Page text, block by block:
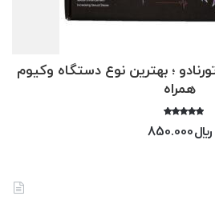
؛ بهترین نوع دستگاه وکیوم
همراه
5.00
﷼850.000